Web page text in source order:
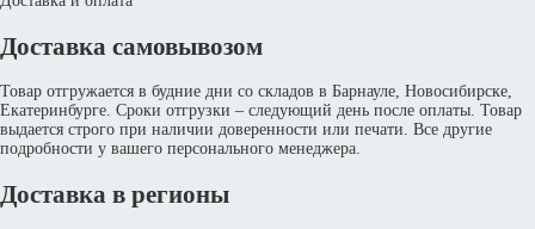
Доставка самовывозом
Товар отгружается в будние дни со складов в Барнауле, Новосибирске,
Екатеринбурге. Сроки отгрузки – следующий день после оплаты. Товар
выдается строго при наличии доверенности или печати. Все другие
подробности у вашего персонального менеджера.
Доставка в регионы